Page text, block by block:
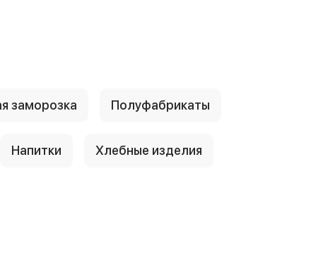
заморозка Полуфабрикаты
Напитки Хлебные изделия